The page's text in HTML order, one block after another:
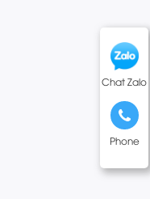
Chat Zalo
Phone